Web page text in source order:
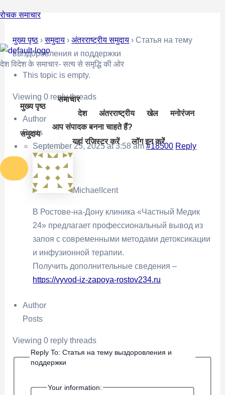
to
रोचक समाचार
देश विदेश के समाचार- सत्य से समृद्धि की ओर
मुख्य पृष्ठ
समाचार
देश
अंतरराष्ट्रीय खेल मनोरंजन
समुदाय
आप संपादक बनना चाहते हैं?
यहां रजिस्टर करें
लॉग इन करें
मुख्य पृष्ठ › समुदाय › अंतरराष्ट्रीय समुदाय › Статья на тему
выздоровления и поддержки
This topic is empty.
Viewing 0 reply threads
Author
Posts
September 25, 2025 at 3:58 am #18500 Reply
MichaelIcent
В Ростове-на-Дону клиника «Частный Медик
24» предлагает профессиональный вывод из
запоя с современными методами детоксикации
и инфузионной терапии.
Получить дополнительные сведения –
https://vyvod-iz-zapoya-rostov234.ru
Author
Posts
Viewing 0 reply threads
Reply To: Статья на тему выздоровления и
поддержки
Your information:
navigation